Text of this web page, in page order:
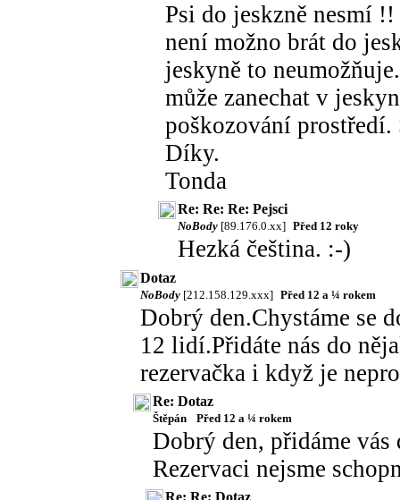
Psi do jeskzně nesmí
není možno brát do
jeskyně to
může zanechat v
poškozování prostředí.
Díky.
Tonda
Re: Re: Re: Pejsci
NoBody [89.176.0.xx] Před 12 roky
Hezká čeština. :-)
Dotaz
NoBody [212.158.129.xxx] Před 12 a ¼ rokem
Dobrý den.Chystáme se
12 lidí.Přidáte nás do
rezervačka i když je
Re: Dotaz
Štěpán Před 12 a ¼ rokem
Dobrý den, přidáme
Rezervaci nejsme
Re: Re: Dotaz